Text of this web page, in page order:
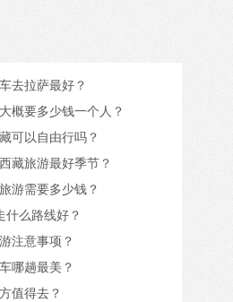
去拉萨最好？
概要多少钱一个人？
可以自由行吗？
藏旅游最好季节？
游需要多少钱？
什么路线好？
注意事项？
哪趟最美？
值得去？